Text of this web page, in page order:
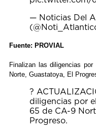
— Noticias Del
Fuente: PROVIAL
Finalizan las diligencias
Norte, Guastatoya, El
?
diligencias por
65 de CA-9
Progreso.